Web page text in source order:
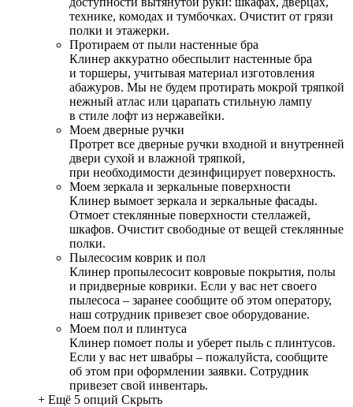
технике, комодах и тумбочках. Очистит от грязи
полки и этажерки.
Протираем от пыли настенные бра
Клинер аккуратно обеспылит настенные бра
и торшеры, учитывая материал изготовления
абажуров. Мы не будем протирать мокрой тряпкой
нежный атлас или царапать стильную лампу
в стиле лофт из нержавейки.
Моем дверные ручки
Протрет все дверные ручки входной и внутренней
двери сухой и влажной тряпкой,
при необходимости дезинфицирует поверхность.
Моем зеркала и зеркальные поверхности
Клинер вымоет зеркала и зеркальные фасады.
Отмоет стеклянные поверхности стеллажей,
шкафов. Очистит свободные от вещей стеклянные
полки.
Пылесосим коврик и пол
Клинер пропылесосит ковровые покрытия, полы
и придверные коврики. Если у вас нет своего
пылесоса – заранее сообщите об этом оператору,
наш сотрудник привезет свое оборудование.
Моем пол и плинтуса
Клинер помоет полы и уберет пыль с плинтусов.
Если у вас нет швабры – пожалуйста, сообщите
об этом при оформлении заявки. Сотрудник
привезет свой инвентарь.
+ Ещё 5 опций Скрыть